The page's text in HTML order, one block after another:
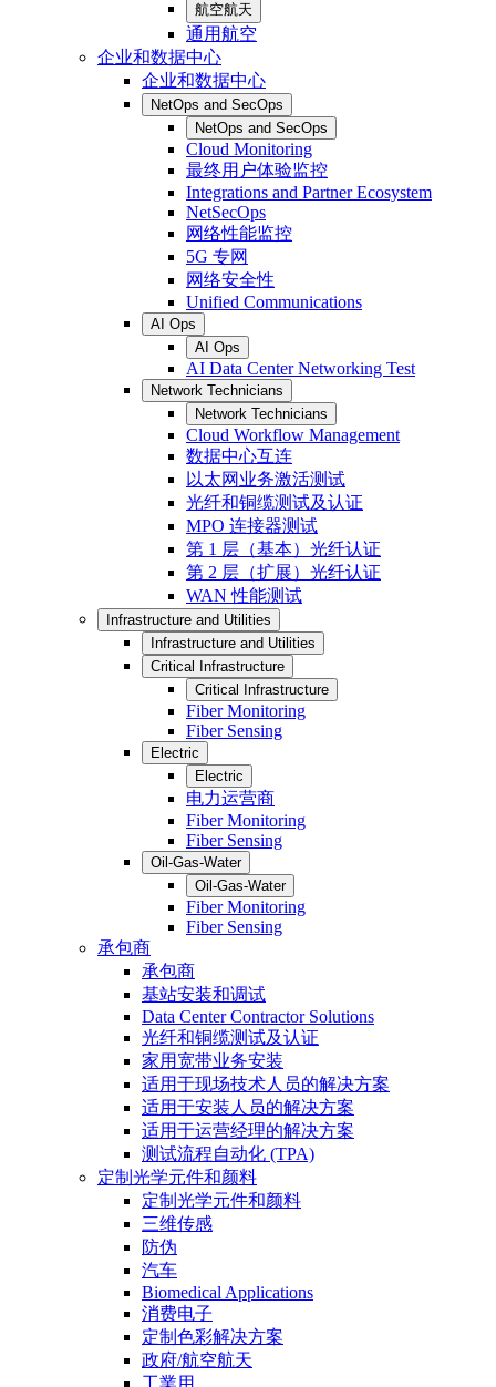
航空航天
通用航空
企业和数据中心
企业和数据中心
NetOps and SecOps
NetOps and SecOps
Cloud Monitoring
最终用户体验监控
Integrations and Partner Ecosystem
NetSecOps
网络性能监控
5G 专网
网络安全性
Unified Communications
AI Ops
AI Ops
AI Data Center Networking Test
Network Technicians
Network Technicians
Cloud Workflow Management
数据中心互连
以太网业务激活测试
光纤和铜缆测试及认证
MPO 连接器测试
第 1 层（基本）光纤认证
第 2 层（扩展）光纤认证
WAN 性能测试
Infrastructure and Utilities
Infrastructure and Utilities
Critical Infrastructure
Critical Infrastructure
Fiber Monitoring
Fiber Sensing
Electric
Electric
电力运营商
Fiber Monitoring
Fiber Sensing
Oil-Gas-Water
Oil-Gas-Water
Fiber Monitoring
Fiber Sensing
承包商
承包商
基站安装和调试
Data Center Contractor Solutions
光纤和铜缆测试及认证
家用宽带业务安装
适用于现场技术人员的解决方案
适用于安装人员的解决方案
适用于运营经理的解决方案
测试流程自动化 (TPA)
定制光学元件和颜料
定制光学元件和颜料
三维传感
防伪
汽车
Biomedical Applications
消费电子
定制色彩解决方案
政府/航空航天